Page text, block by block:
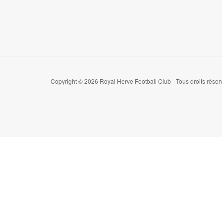
Copyright © 2026 Royal Herve Football Club - Tous droits